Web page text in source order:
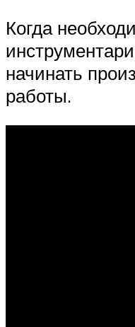
Когда
начинать
работы.